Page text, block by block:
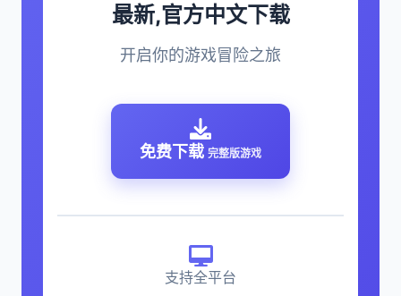
最新,官方中文下载
开启你的游戏冒险之旅
免费下载 完整版游戏
支持全平台